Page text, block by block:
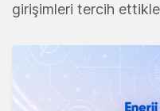
girişimleri tercih